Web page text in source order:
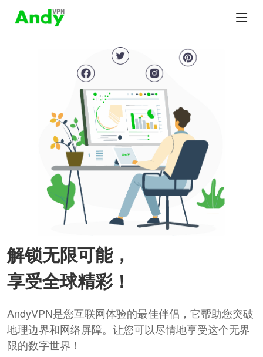
解锁无限可能，
享受全球精彩！
AndyVPN是您互联网体验的最佳伴侣，它帮助您突破
地理边界和网络屏障。让您可以尽情地享受这个无界
限的数字世界！